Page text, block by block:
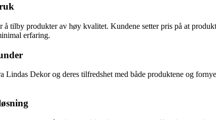
tilby produkter av høy kvalitet. Kundene setter pris på at
erfaring.
Lindas Dekor og deres tilfredshet med både produktene og